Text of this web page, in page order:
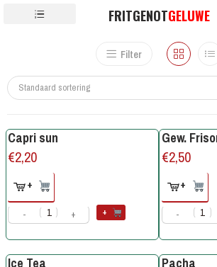
FRITGENOTGELUWE
Filter
Standaard sortering
Capri sun
€2,20
+
- + +
Gew.
€2,50
+
-
Ice Tea Pacha